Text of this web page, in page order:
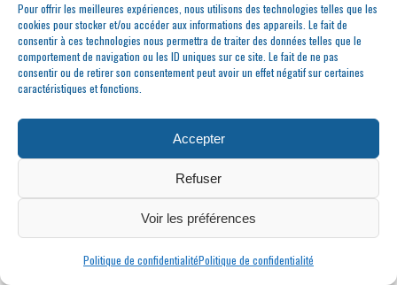
Pour offrir les meilleures expériences, nous utilisons des technologies telles que les
cookies pour stocker et/ou accéder aux informations des appareils. Le fait de
consentir à ces technologies nous permettra de traiter des données telles que le
comportement de navigation ou les ID uniques sur ce site. Le fait de ne pas
consentir ou de retirer son consentement peut avoir un effet négatif sur certaines
caractéristiques et fonctions.
Accepter
Refuser
Voir les préférences
Politique de confidentialitéPolitique de confidentialité
L’orgue de Condrieu,
un Lyonnais
transplanté…
Les belles voitures